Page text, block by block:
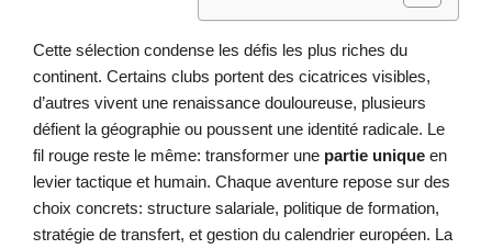
Cette sélection condense les défis les plus riches du
continent. Certains clubs portent des cicatrices visibles,
d’autres vivent une renaissance douloureuse, plusieurs
défient la géographie ou poussent une identité radicale. Le
fil rouge reste le même: transformer une partie unique en
levier tactique et humain. Chaque aventure repose sur des
choix concrets: structure salariale, politique de formation,
stratégie de transfert, et gestion du calendrier européen. La